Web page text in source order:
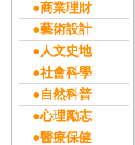
●商業理財
●藝術設計
●人文史地
●社會科學
●自然科普
●心理勵志
●醫療保健